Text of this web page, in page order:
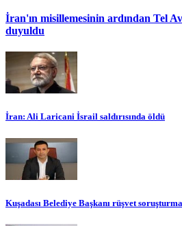
İran'ın misillemesinin ardından Tel
duyuldu
İran: Ali Laricani İsrail saldırısında öldü
Kuşadası Belediye Başkanı rüşvet